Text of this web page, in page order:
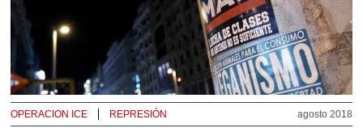
agosto 2018
OPERACION ICE REPRESIÓN